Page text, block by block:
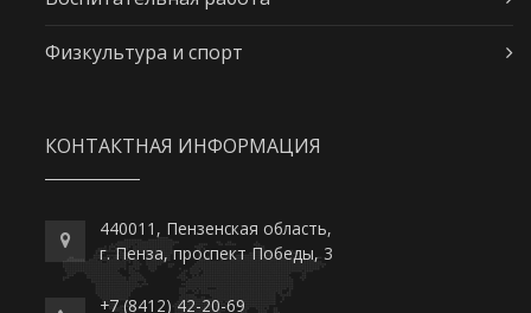
Физкультура и спорт
КОНТАКТНАЯ ИНФОРМАЦИЯ
440011, Пензенская область,
г. Пенза, проспект Победы, 3
+7 (8412) 42-20-69